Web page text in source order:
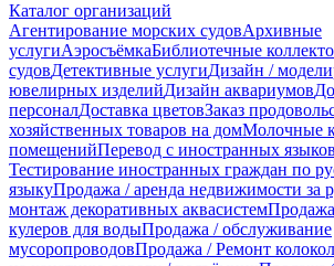
Каталог организаций
Агентирование морских судовАрхивные
услугиАэросъёмкаБиблиотечные
судовДетективные услугиДизайн /
ювелирных изделийДизайн аквариумов
персоналДоставка цветовЗаказ
хозяйственных товаров на домМолочные
помещенийПеревод с иностранных языков
Тестирование иностранных граждан по
языкуПродажа / аренда недвижимости за
монтаж декоративных аквасистем
кулеров для водыПродажа / обслуживание
мусоропроводовПродажа / Ремонт